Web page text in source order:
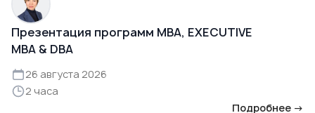
Презентация программ MBA, EXECUTIVE
MBA & DBA
26 августа 2026
2 часа
Подробнее →